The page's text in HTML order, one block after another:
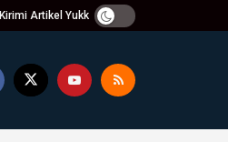
Kirimi Artikel Yukk